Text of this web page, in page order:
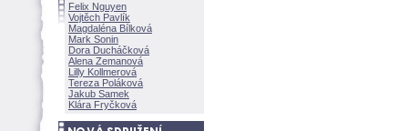
Felix Nguyen
Vojtěch Pavlík
Magdaléna Bílkov
Mark Sonin
Dora Ducháčkov
Alena Zemanov
Lilly Kollmerov
Tereza Polákov
Jakub Samek
Klára Fryčkov